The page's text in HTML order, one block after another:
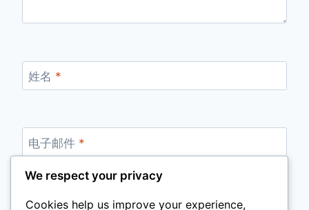
姓名 *
电子邮件 *
We respect your privacy
Cookies help us improve your experience,